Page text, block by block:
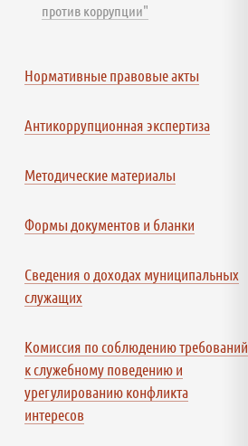
против коррупции"
Нормативные правовые акты
Антикоррупционная экспертиза
Методические материалы
Формы документов и бланки
Сведения о доходах муниципальных
служащих
Комиссия по соблюдению требований
к служебному поведению и
урегулированию конфликта
интересов